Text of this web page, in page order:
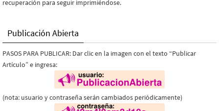
recuperación para seguir imprimiéndose.
Publicación Abierta
PASOS PARA PUBLICAR: Dar clic en la imagen con el texto “Publicar
Artículo” e ingresa:
(nota: usuario y contraseña serán cambiados periódicamente)